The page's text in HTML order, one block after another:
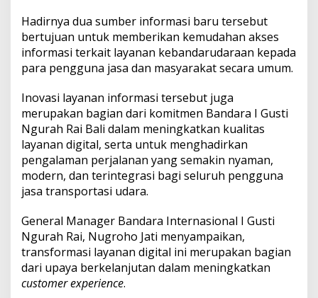
H
a
d
i
k
a
n
W
e
b
s
i
t
B
a
r
u
d
a
Hadirnya dua sumber informasi baru tersebut
bertujuan untuk memberikan kemudahan akses
informasi terkait layanan kebandarudaraan kepada
para pengguna jasa dan masyarakat secara umum.
Inovasi layanan informasi tersebut juga
merupakan bagian dari komitmen Bandara I Gusti
Ngurah Rai Bali dalam meningkatkan kualitas
layanan digital, serta untuk menghadirkan
pengalaman perjalanan yang semakin nyaman,
modern, dan terintegrasi bagi seluruh pengguna
jasa transportasi udara.
General Manager Bandara Internasional I Gusti
Ngurah Rai, Nugroho Jati menyampaikan,
transformasi layanan digital ini merupakan bagian
dari upaya berkelanjutan dalam meningkatkan
customer experience.